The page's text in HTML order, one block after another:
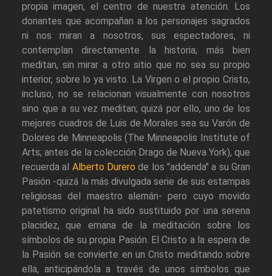
propia imagen, el centro de nuestra atención. Los
donantes que acompañan a los personajes sagrados
ni nos miran a nosotros, sus espectadores, ni
contemplan directamente la historia; más bien
meditan, sin mirar a otro sitio que no sea su propio
interior, sobre lo ya visto. La Virgen o el propio Cristo,
incluso, no se relacionan visualmente con nosotros
sino que a su vez meditan; quizá por ello, uno de los
mejores cuadros de Luis de Morales sea su Varón de
Dolores de Minneapolis (The Minneapolis Institute of
Arts; antes de la colección Drago de Nueva York), que
recuerda al Alberto Durero de los "addenda" a su Gran
Pasión -quizá la más divulgada serie de sus estampas
religiosas del maestro alemán- pero cuyo movido
patetismo original ha sido sustituido por una serena
placidez, que emana de la meditación sobre los
símbolos de su propia Pasión. El Cristo a la espera de
la Pasión se convierte en un Cristo meditando sobre
ella, anticipándola a través de unos símbolos que